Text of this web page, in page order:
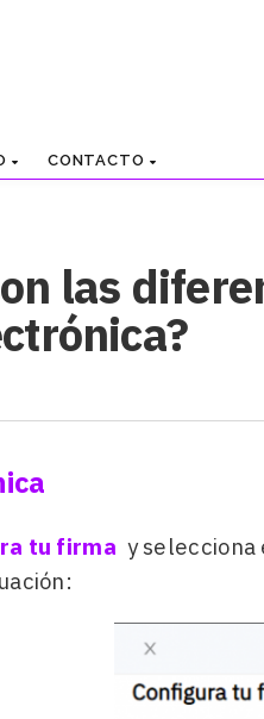
CONTACTO
las
tu firma y selecciona